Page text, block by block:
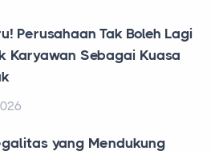
Perusahaan Tak Boleh Lagi
Karyawan Sebagai Kuasa
yang Mendukung